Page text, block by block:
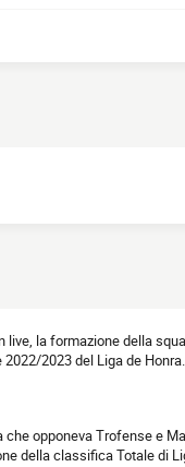
la formazione della
2023 del Liga de Honra.
opponeva Trofense e
della classifica Totale di